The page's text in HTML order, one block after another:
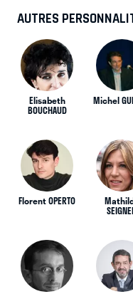
AUTRES
Elisabeth
BOUCHAUD
Michel
Florent OPERTO